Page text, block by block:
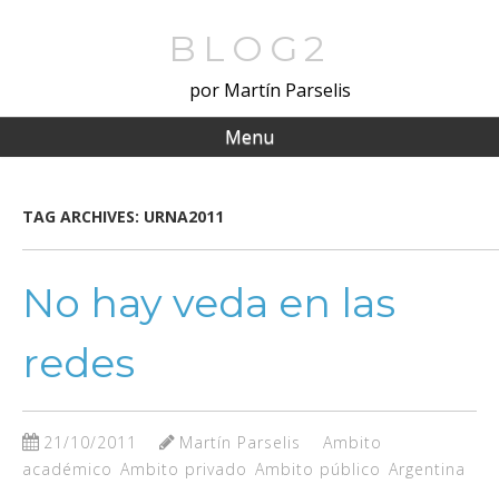
BLOG2
por Martín Parselis
Menu
TAG ARCHIVES: URNA2011
No hay veda en las
redes
21/10/2011 Martín Parselis
Ambito
académico Ambito privado Ambito público Argentina